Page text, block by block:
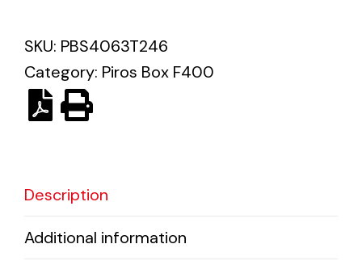
Solar lighting
Variety of solar solutions for all kinds of needs.
SKU: PBS4063T246
Category: Piros Box F400
Description
Additional information